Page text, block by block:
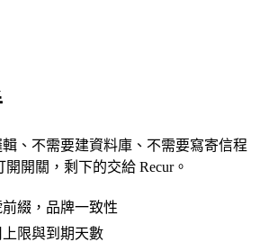
、不需要建資料庫、不需要寫寄信程
開關，剩下的交給 Recur。
綴，品牌一致性
限與到期天數